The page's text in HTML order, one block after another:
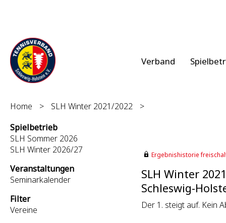
Verband
Home > SLH Winter 2021/2022
>
Spielbetrieb
SLH Sommer 2026
SLH Winter 2026/27
Veranstaltungen
Seminarkalender
Filter
Vereine
Ergebnishistorie
SLH Winter
Schleswig-
Der 1. steigt auf. Kein